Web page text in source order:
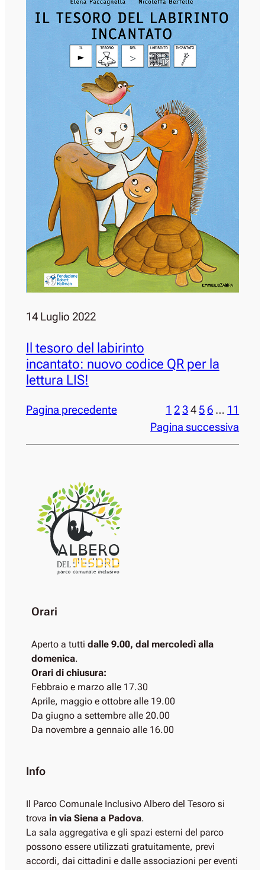
14 Luglio 2022
Il tesoro del labirinto
incantato: nuovo codice QR per la
lettura LIS!
Pagina precedente 1 234 56 … 11
Pagina successiva
DEL
Orari
Aperto a tutti dalle 9.00, dal mercoledì alla
domenica.
Orari di chiusura:
Febbraio e marzo alle 17.30
Aprile, maggio e ottobre alle 19.00
Da giugno a settembre alle 20.00
Da novembre a gennaio alle 16.00
Info
Il Parco Comunale Inclusivo Albero del Tesoro si
trova in via Siena a Padova.
La sala aggregativa e gli spazi esterni del parco
possono essere utilizzati gratuitamente, previ
accordi, dai cittadini e dalle associazioni per eventi